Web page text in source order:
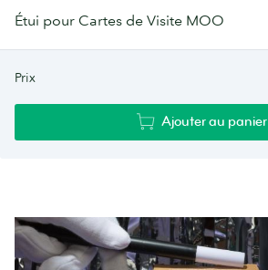
Étui pour Cartes de Visite MOO
Prix
Ajouter au panier